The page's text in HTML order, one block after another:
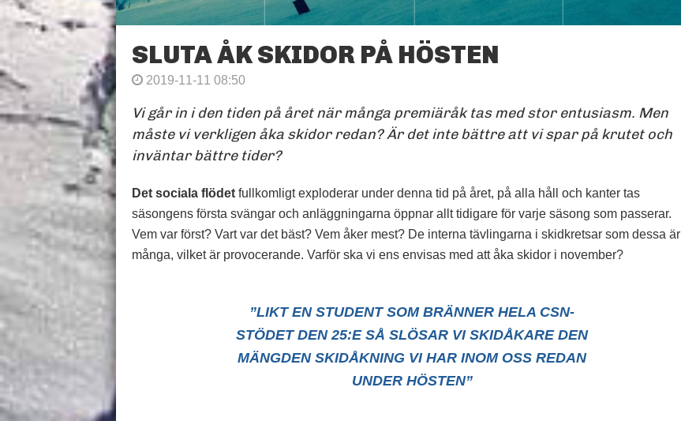
BÖRJA ÅKA SKIDOR?
FOTO: PIXABAY
SLUTA ÅK SKIDOR PÅ HÖSTEN
2019-11-11 08:50
Vi går in i den tiden på året när många premiäråk tas med stor entusiasm. Men
måste vi verkligen åka skidor redan? Är det inte bättre att vi spar på krutet och
inväntar bättre tider?
Det sociala flödet fullkomligt exploderar under denna tid på året, på alla håll och kanter tas
säsongens första svängar och anläggningarna öppnar allt tidigare för varje säsong som passerar.
Vem var först? Vart var det bäst? Vem åker mest? De interna tävlingarna i skidkretsar som dessa är
många, vilket är provocerande. Varför ska vi ens envisas med att åka skidor i november?
”LIKT EN STUDENT SOM BRÄNNER HELA CSN-
STÖDET DEN 25:E SÅ SLÖSAR VI SKIDÅKARE DEN
MÄNGDEN SKIDÅKNING VI HAR INOM OSS REDAN
UNDER HÖSTEN”